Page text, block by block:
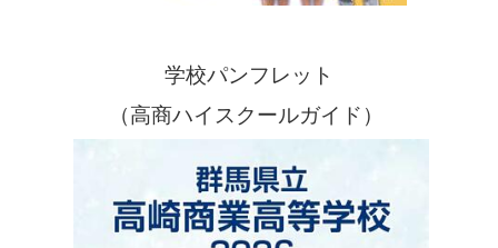
学校パンフレット
（高商ハイスクールガイド）